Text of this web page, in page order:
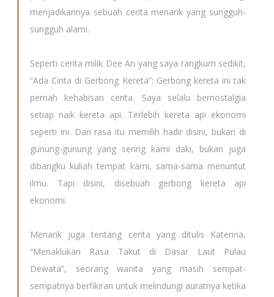
menjadikannya sebuah cerita menarik yang sungguh-
sungguh alami.
Seperti cerita milik Dee An yang saya rangkum sedikit,
“Ada Cinta di Gerbong Kereta”: Gerbong kereta ini tak
pernah kehabisan cerita. Saya selalu bernostalgia
setiap naik kereta api. Terlebih kereta api ekonomi
seperti ini. Dan rasa itu memilih hadir disini, bukan di
gunung-gunung yang sering kami daki, bukan juga
dibangku kuliah tempat kami, sama-sama menuntut
ilmu. Tapi disini, disebuah gerbong kereta api
ekonomi.
Menarik juga tentang cerita yang ditulis Katerina,
“Menaklukan Rasa Takut di Dasar Laut Pulau
Dewata”, seorang wanita yang masih sempat-
sempatnya berfikiran untuk melindungi auratnya ketika